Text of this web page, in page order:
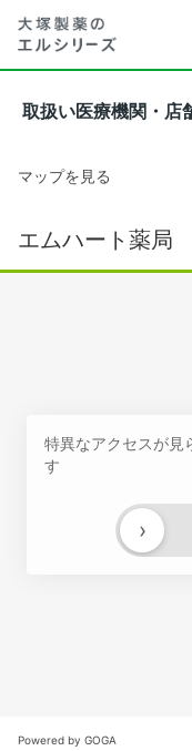
取扱い医療機関・店
マップを見る
エムハート薬局
特異なアクセスが見
す
›
Powered by GOGA